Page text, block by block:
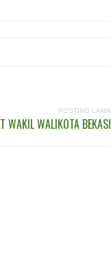
POSTING LAMA
WAKIL WALIKOTA BEKASI